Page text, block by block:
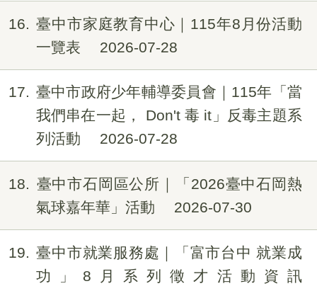
16
臺中市家庭教育中心｜115年8月份活動
一覽表
2026-07-28
17
臺中市政府少年輔導委員會｜115年「當
我們串在一起， Don't 毒 it」反毒主題系
列活動
2026-07-28
18
臺中市石岡區公所｜「2026臺中石岡熱
氣球嘉年華」活動
2026-07-30
19
臺中市就業服務處｜「富市台中 就業成
功」8月系列徵才活動資訊